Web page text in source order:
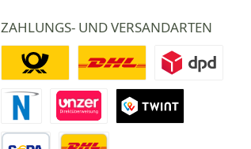
ZAHLUNGS- UND VERSANDARTEN
Novalnet ZahlungDirektüberweisung
Deutsche PostDHL DPD